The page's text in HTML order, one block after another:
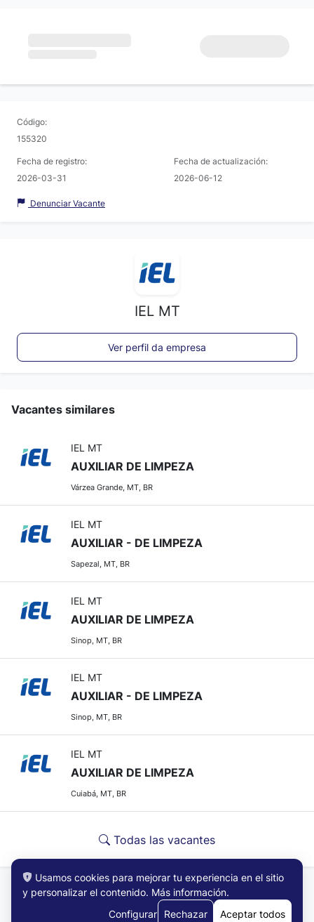
Código:
155320
Fecha de registro:
2026-03-31
Fecha de actualización:
2026-06-12
Denunciar Vacante
IEL MT
Ver perfil da empresa
Vacantes similares
IEL MT
AUXILIAR DE LIMPEZA
Várzea Grande, MT, BR
IEL MT
AUXILIAR - DE LIMPEZA
Sapezal, MT, BR
IEL MT
AUXILIAR DE LIMPEZA
Sinop, MT, BR
IEL MT
AUXILIAR - DE LIMPEZA
Sinop, MT, BR
IEL MT
AUXILIAR DE LIMPEZA
Cuiabá, MT, BR
Todas las vacantes
Usamos cookies para mejorar tu experiencia en el sitio
y personalizar el contenido. Más información.
Configurar
Rechazar Aceptar todos